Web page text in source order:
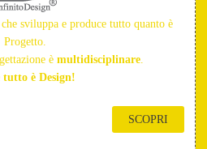
che sviluppa e produce tutto quanto è
Progetto.
è multidisciplinare.
tutto è Design!
SCOPRI